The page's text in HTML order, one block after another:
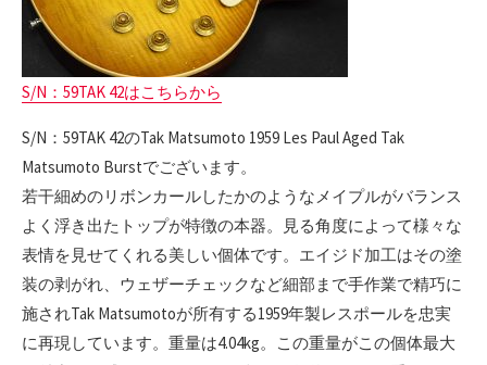
S/N：59TAK 42はこちらから
S/N：59TAK 42のTak Matsumoto 1959 Les Paul Aged Tak
Matsumoto Burstでございます。
若干細めのリボンカールしたかのようなメイプルがバランス
よく浮き出たトップが特徴の本器。見る角度によって様々な
表情を見せてくれる美しい個体です。エイジド加工はその塗
装の剥がれ、ウェザーチェックなど細部まで手作業で精巧に
施されTak Matsumotoが所有する1959年製レスポールを忠実
に再現しています。重量は4.04kg。この重量がこの個体最大